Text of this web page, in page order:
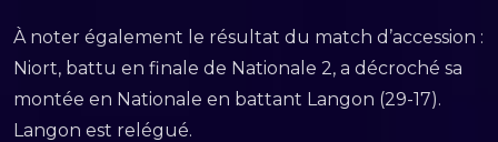
À noter également le résultat du match d’accession :
Niort, battu en finale de Nationale 2, a décroché sa
montée en Nationale en battant Langon (29-17).
Langon est relégué.